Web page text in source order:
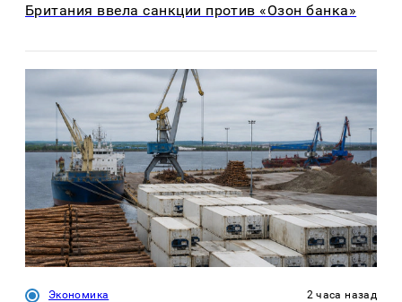
Британия ввела санкции против «Озон банка»
Экономика 2 часа назад